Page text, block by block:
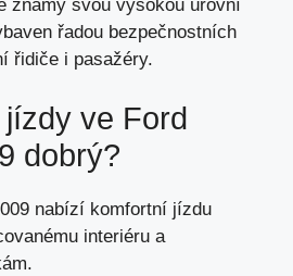
známý svou vysokou úrovní
řadou bezpečnostních
řidiče i pasažéry.
ve Ford
dobrý?
nabízí komfortní jízdu
interiéru a